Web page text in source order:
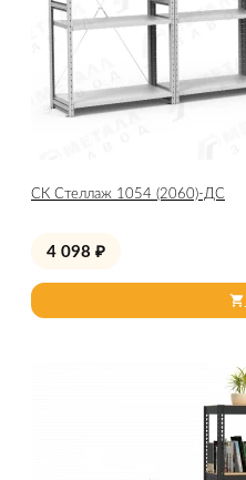
СК Стеллаж 1054 (2060)-ДС
4 098 ₽